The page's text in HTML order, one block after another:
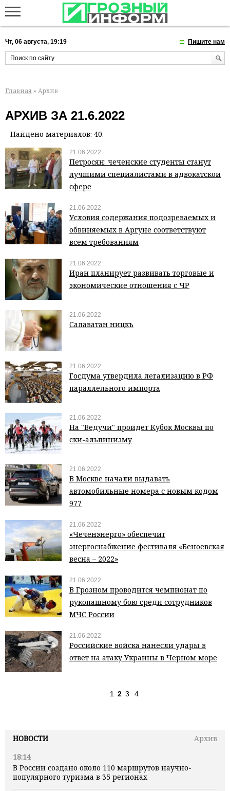
Чт, 06 августа, 19:19 Пишите нам
НОВОСТИ
Архив
18:14
В России создано около 110 маршрутов научно-
популярного туризма в 35 регионах
Главная » Архив
АРХИВ ЗА 21.6.2022
Найдено материалов: 40.
21.06.2022
Петросян: чеченские студенты станут
лучшими специалистами в адвокатской
сфере
21.06.2022
Условия содержания подозреваемых и
обвиняемых в Аргуне соответствуют
всем требованиям
21.06.2022
Иран планирует развивать торговые и
экономические отношения с ЧР
21.06.2022
Салаватан ницкъ
21.06.2022
Госдума утвердила легализацию в РФ
параллельного импорта
21.06.2022
На "Ведучи" пройдет Кубок Москвы по
ски-альпинизму
21.06.2022
В Москве начали выдавать
автомобильные номера с новым кодом
977
21.06.2022
«Чеченэнерго» обеспечит
энергоснабжение фестиваля «Беноевская
весна – 2022»
21.06.2022
В Грозном проводится чемпионат по
рукопашному бою среди сотрудников
МЧС России
21.06.2022
Российские войска нанесли удары в
ответ на атаку Украины в Черном море
1 2 3 4